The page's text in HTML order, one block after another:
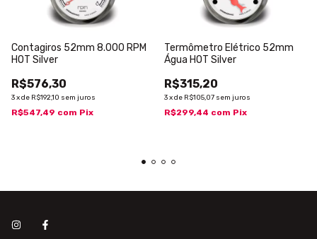
Contagiros 52mm 8.000 RPM
HOT Silver
R$576,30
3xde R$192,10 sem juros
R$547,49 com Pix
Termômetro Elétrico 52mm
Água HOT Silver
R$315,20
3xde R$105,07 sem juros
R$299,44 com Pix